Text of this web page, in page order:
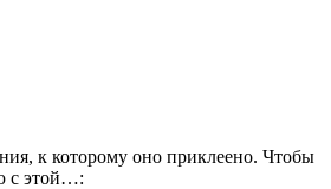
к которому оно приклеено. Чтобы
с этой…: